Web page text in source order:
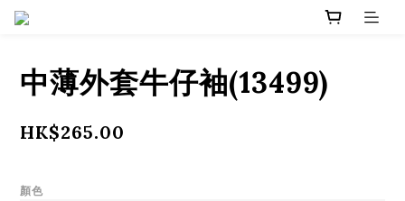
中薄外套牛仔袖(13499)
HK$265.00
顏色